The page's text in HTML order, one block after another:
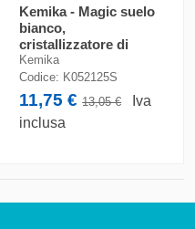
Kemika - Magic suelo
bianco,
cristallizzatore di
finitura
Kemika
Codice: K052125S
11,75 €13,05 €
Iva
inclusa